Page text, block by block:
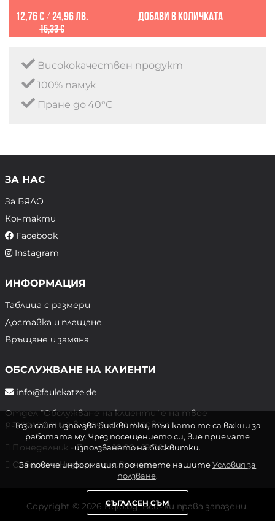
12,76 €/ 24,96 лв.
15,33 €
Добави в количката
Висококачествен продукт
100% памук
Пране до 40°C
ЗА НАС
За БЯЛО
Контакти
Facebook
Instagram
ИНФОРМАЦИЯ
Таблица с размери
Доставка и плащане
Връщане и замяна
ОБСЛУЖВАНЕ НА КЛИЕНТИ
info@faulekatze.de
Отдел "Обслужване на клиенти" е на твое
разположение в следните часове:
Понеделник - Петък: 10:00 - 19:00 ч.
Събота и Неделя: почивен ден
Copyright © 2026 Bqlo.bg. Всички права запазени.
Този сайт използва бисквитки, тъй като те са важни за
работата му. Чрез посещението си, вие приемате
използването на бисквитки.
За повече информация прочетете нашитеУсловия за
ползване.
СЪГЛАСЕН СЪМ